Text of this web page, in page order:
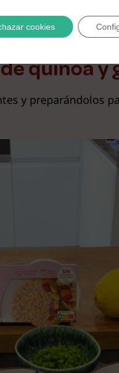
quinoa y
y preparándolos
cookies